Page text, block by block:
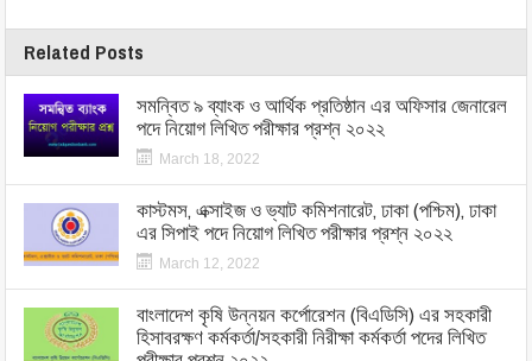
Related Posts
সমন্বিত ৯ ব্যাংক ও আর্থিক প্রতিষ্ঠান এর অফিসার জেনারেল
পদে নিয়োগ লিখিত পরীক্ষার প্রশ্ন ২০২২
March 18, 2022
কাস্টমস, এক্সাইজ ও ভ্যাট কমিশনারেট, ঢাকা (পশ্চিম), ঢাকা
এর সিপাই পদে নিয়োগ লিখিত পরীক্ষার প্রশ্ন ২০২২
March 12, 2022
বাংলাদেশ কৃষি উন্নয়ন কর্পোরেশন (বিএডিসি) এর সহকারী
হিসাবরক্ষণ কর্মকর্তা/সহকারী নিরীক্ষা কর্মকর্তা পদের লিখিত